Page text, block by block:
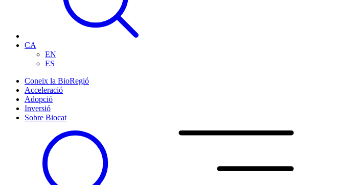
CA
EN
ES
Coneix la BioRegió
Acceleració
Adopció
Inversió
Sobre Biocat